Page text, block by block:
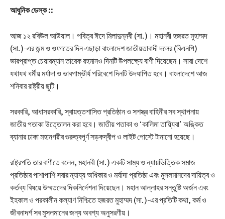
আধুনিক ডেস্ক ::
আজ ১২ রবিউল আউয়াল। পবিত্র ঈদে মিলাদুন্নবী (সা.)। মহানবী হজরত মুহাম্মদ
(সা.)-এর জন্ম ও ওফাতের দিন এছাড়া বাংলাদেশ জাতীয়তাবাদী দলের (বিএনপি)
ভারপ্রাপ্ত চেয়ারম্যান তারেক রহমানও দিনটি উপলক্ষ্যে বাণী দিয়েছেন। সারা দেশে
যথাযথ ধর্মীয় মর্যাদা ও ভাবগাম্ভীর্য পরিবেশে দিনটি উদযাপিত হবে। বাংলাদেশে আজ
শনিবার রাষ্ট্রীয় ছুটি।
সরকারি, আধাসরকারি, স্বায়ত্তশাসিত প্রতিষ্ঠান ও সশস্ত্র বাহিনীর সব স্থাপনায়
জাতীয় পতাকা উত্তোলন করা হবে। জাতীয় পতাকা ও ‘কালিমা তায়্যিবা’ অঙ্কিত
ব্যানার ঢাকা মহানগরীর গুরুত্বপূর্ণ সড়কদ্বীপ ও লাইট পোস্টে টানানো হয়েছে।
রাষ্ট্রপতি তার বাণীতে বলেন, মহানবী (সা.) একটি সাম্য ও ন্যায়ভিত্তিক সমাজ
প্রতিষ্ঠার পাশাপাশি সবার ন্যায্য অধিকার ও মর্যাদা প্রতিষ্ঠা এবং মুসলমানদের দায়িত্ব ও
কর্তব্য বিষয়ে উম্মতদের দিকনির্দেশনা দিয়েছেন। মহান আল্লাহর সন্তুষ্টি অর্জন এবং
ইহকাল ও পরকালীন কল্যাণ নিশ্চিতে হজরত মুহাম্মদ (সা.)-এর প্রতিটি কথা, কর্ম ও
জীবনাদর্শ সব মুসলমানের জন্য অবশ্য অনুসরণীয়।